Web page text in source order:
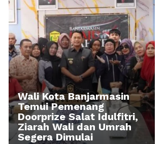
Wali Kota Banjarmasin
Temui Pemenang
Doorprize Salat Idulfitri,
Ziarah Wali dan Umrah
Segera Dimulai